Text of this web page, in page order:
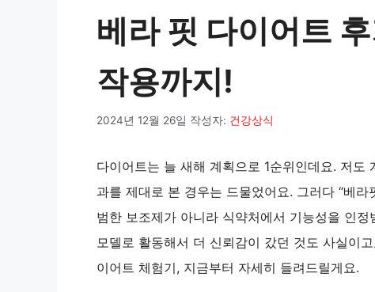
베라 핏 다이어트
작용까지!
2024년 12월 26일 작성자: 건강상식
다이어트는 늘 새해 계획으로 1순위인데요. 저
과를 제대로 본 경우는 드물었어요. 그러다 “베
범한 보조제가 아니라 식약처에서 기능성을 인
모델로 활동해서 더 신뢰감이 갔던 것도 사실이
이어트 체험기, 지금부터 자세히 들려드릴게요.